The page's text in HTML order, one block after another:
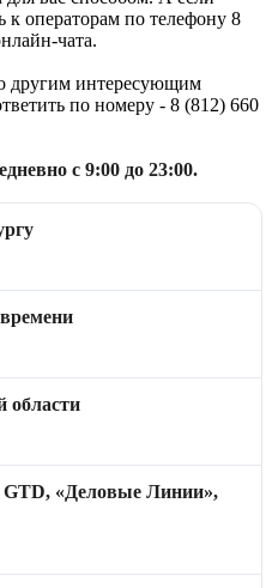
к операторам по телефону 8
чата.
другим интересующим
по номеру - 8 (812) 660
с 9:00 до 23:00.
области
GTD, «Деловые Линии»,